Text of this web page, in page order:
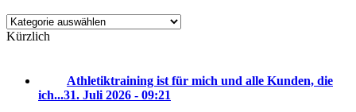
Kategorien
Kürzlich
Athletiktraining ist für mich und alle Kunden, die
ich...31. Juli 2026 - 09:21